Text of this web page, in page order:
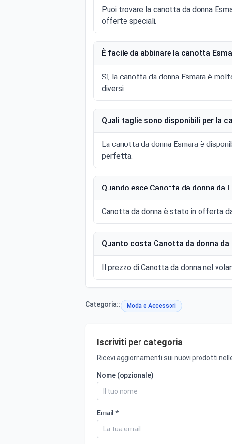
Puoi trovare la canotta da donna
offerte speciali.
È facile da abbinare la canotta
Sì, la canotta da donna Esmara è
diversi.
Quali taglie sono disponibili per la
La canotta da donna Esmara è
perfetta.
Quando esce Canotta da donna da
Canotta da donna è stato in offerta
Quanto costa Canotta da donna da
Il prezzo di Canotta da donna nel
Categoria:: Moda e Accessori
Iscriviti per categoria
Ricevi aggiornamenti sui nuovi prodotti
Nome (opzionale)
Email *